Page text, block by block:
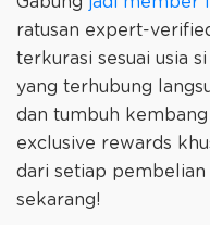
ratusan expert-
terkurasi sesuai usia
yang terhubung
dan tumbuh
exclusive rewards
dari setiap
sekarang!